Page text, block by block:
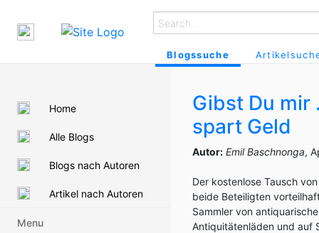
Blogssuche
Home
Alle Blogs
Blogs nach Autoren
Artikel nach Autoren
Menu
Gibst Du mir
spart Geld
Autor: Emil Baschnonga,
Der kostenlose Tausch
beide Beteiligten
Sammler von
Antiquitätenläden und auf